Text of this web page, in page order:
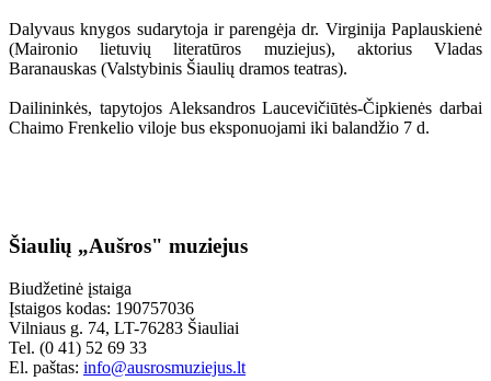
Dalyvaus knygos sudarytoja ir parengėja dr. Virginija Paplauskienė
(Maironio lietuvių literatūros muziejus), aktorius Vladas
Baranauskas (Valstybinis Šiaulių dramos teatras).
Dailininkės, tapytojos Aleksandros Laucevičiūtės-Čipkienės darbai
Chaimo Frenkelio viloje bus eksponuojami iki balandžio 7 d.
Šiaulių „Aušros" muziejus
Biudžetinė įstaiga
Įstaigos kodas: 190757036
Vilniaus g. 74, LT-76283 Šiauliai
Tel. (0 41) 52 69 33
El. paštas: info@ausrosmuziejus.lt